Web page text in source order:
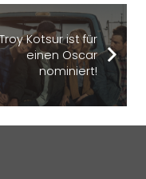
Troy Kotsur ist für
einen Oscar
nominiert!